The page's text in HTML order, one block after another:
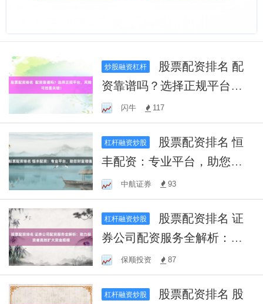
炒股融资杠杆
资靠谱吗？选择正规平台，
风险可控是关键！
闪牛 117
杠杆融资炒股
丰配资：专业平台，助您财
富增值！
中航证券 93
杠杆融资炒股
券公司配资服务全解析：助
力投资者高效扩大资金规模
保顺投资 87
杠杆融资炒股